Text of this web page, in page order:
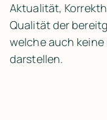
Aktualität,
Qualität der
welche auch
darstellen.